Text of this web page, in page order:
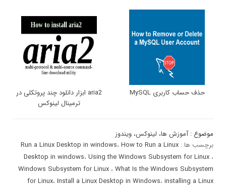
حذف حساب کاربری MySQL
aria2 ابزار دانلود چند پروتکلی در
ترمینال لینوکس
موضوع :آموزش ها، لینوکس، ویندوز
برچسب ها :
Run a Linux Desktop in windows، How to Run a Linux
Desktop in windows، Using the Windows Subsystem for Linux ،
Windows Subsystem for Linux ، What Is the Windows Subsystem
for Linux، Install a Linux Desktop in Windows، installing a Linux